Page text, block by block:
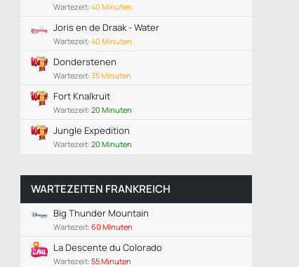
Wartezeit: 40 Minuten
Joris en de Draak - Water
Wartezeit: 40 Minuten
Donderstenen
Wartezeit: 35 Minuten
Fort Knalkruit
Wartezeit: 20 Minuten
Jungle Expedition
Wartezeit: 20 Minuten
WARTEZEITEN FRANKREICH
Big Thunder Mountain
Wartezeit: 60 Minuten
La Descente du Colorado
Wartezeit: 55 Minuten